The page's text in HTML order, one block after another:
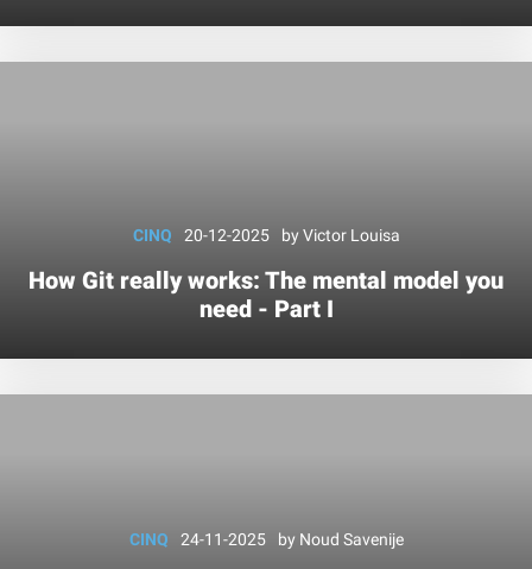
CINQ 20-12-2025 byVictor Louisa
How Git really works: The mental model you
need - Part I
CINQ 24-11-2025 by Noud Savenije